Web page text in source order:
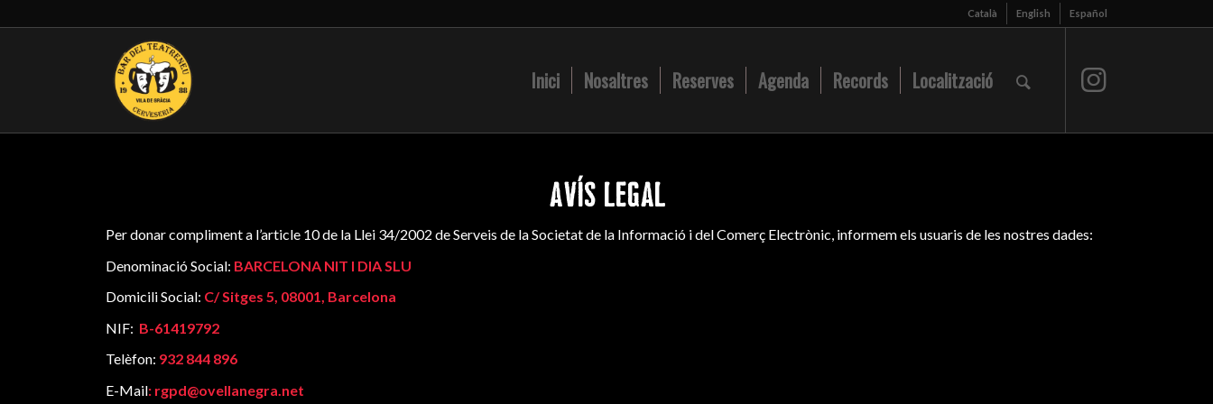
Català English Español
Inici Nosaltres Reserves Agenda Records Localització
AVÍS LEGAL
Per donar compliment a l’article 10 de la Llei 34/2002 de Serveis de la Societat de la Informació i del Comerç Electrònic, informem els usuaris de les nostres dades:
Denominació Social: BARCELONA NIT I DIA SLU
Domicili Social: C/ Sitges 5, 08001, Barcelona
NIF: B-61419792
Telèfon: 932 844 896
E-Mail: rgpd@ovellanegra.net